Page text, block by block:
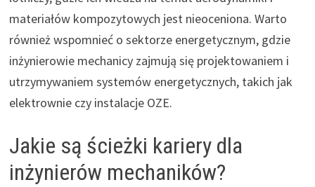
materiałów kompozytowych jest nieoceniona. Warto
również wspomnieć o sektorze energetycznym, gdzie
inżynierowie mechanicy zajmują się projektowaniem i
utrzymywaniem systemów energetycznych, takich jak
elektrownie czy instalacje OZE.
Jakie są ścieżki kariery dla
inżynierów mechaników?